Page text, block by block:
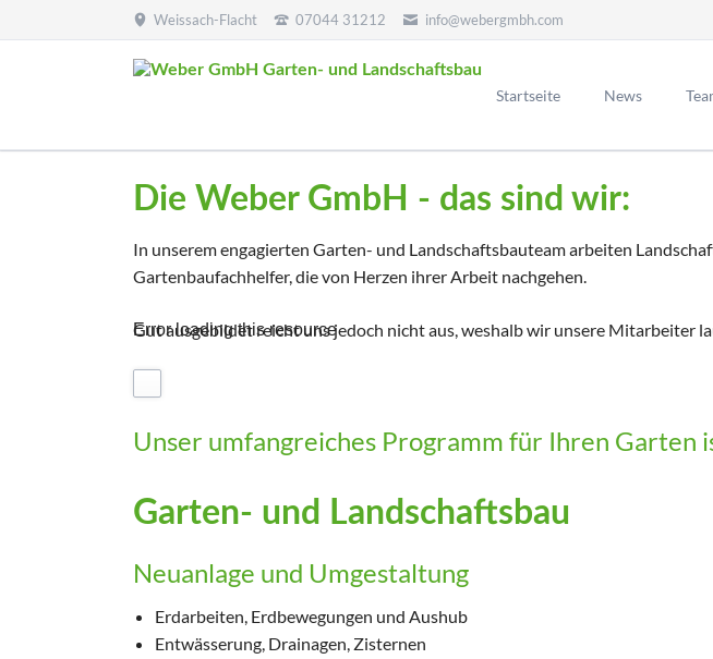
Weissach-Flacht 07044 31212 info@webergmbh.com
Startseite News
Die Firma Weber GmbH Garten- und
Downloads & Infos
Wir stehen für einen fairen Umgang
unseren Geschäftspartnern.
Unsere Partner
Die Weber GmbH - das sind wir:
In unserem engagierten Garten- und Landschaftsbauteam arbeiten
Gartenbaufachhelfer, die von Herzen ihrer Arbeit nachgehen.
Video
Error loading this resource
Gut ausgebildet reicht uns jedoch nicht aus, weshalb wir unsere Mitarbeiter
Unser umfangreiches Programm für Ihren Garten
Garten- und Landschaftsbau
Neuanlage und Umgestaltung
Erdarbeiten, Erdbewegungen und Aushub
Entwässerung, Drainagen, Zisternen